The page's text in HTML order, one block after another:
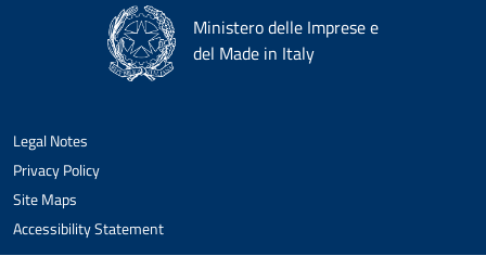
Ministero delle Imprese e
del Made in Italy
Legal Notes
Privacy Policy
Site Maps
Accessibility Statement